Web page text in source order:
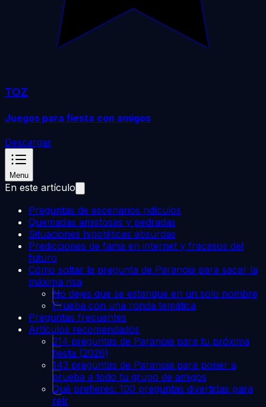
TOZ
Juegos para fiesta con amigos
Descargar
Menu
En este artículo
Preguntas de escenarios ridículos
Quemadas amistosas y pedradas
Situaciones hipotéticas absurdas
Predicciones de fama en internet y fracasos del
futuro
Cómo soltar la pregunta de Paranoia para sacar la
máxima risa
No dejes que se estanque en un solo nombre
Prueba con una ronda temática
Preguntas frecuentes
Artículos recomendados
214 preguntas de Paranoia para tu próxima
fiesta (2026)
143 preguntas de Paranoia para poner a
prueba a todo tu grupo de amigos
Qué prefieres: 100 preguntas divertidas para
reír